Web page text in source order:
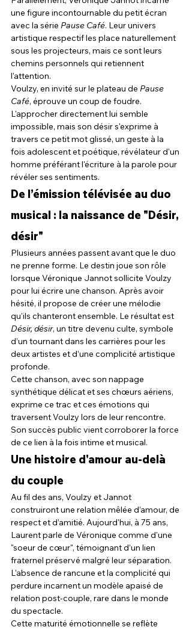
une figure incontournable du petit écran
avec la série Pause Café. Leur univers
artistique respectif les place naturellement
sous les projecteurs, mais ce sont leurs
chemins personnels qui retiennent
l'attention.
Voulzy, en invité sur le plateau de Pause
Café, éprouve un coup de foudre.
L'approcher directement lui semble
impossible, mais son désir s'exprime à
travers ce petit mot glissé, un geste à la
fois adolescent et poétique, révélateur d'un
homme préférant l'écriture à la parole pour
révéler ses sentiments.
De l’émission télévisée au duo
musical : la naissance de "Désir,
désir"
Plusieurs années passent avant que le duo
ne prenne forme. Le destin joue son rôle
lorsque Véronique Jannot sollicite Voulzy
pour lui écrire une chanson. Après avoir
hésité, il propose de créer une mélodie
qu'ils chanteront ensemble. Le résultat est
Désir, désir, un titre devenu culte, symbole
d’un tournant dans les carrières pour les
deux artistes et d’une complicité artistique
profonde.
Cette chanson, avec son nappage
synthétique délicat et ses chœurs aériens,
exprime ce trac et ces émotions qui
traversent Voulzy lors de leur rencontre.
Son succès public vient corroborer la force
de ce lien à la fois intime et musical.
Une histoire d'amour au-delà
du couple
Au fil des ans, Voulzy et Jannot
construiront une relation mêlée d’amour, de
respect et d’amitié. Aujourd'hui, à 75 ans,
Laurent parle de Véronique comme d'une
"soeur de cœur", témoignant d’un lien
fraternel préservé malgré leur séparation.
L'absence de rancune et la complicité qui
perdure incarnent un modèle apaisé de
relation post-couple, rare dans le monde
du spectacle.
Cette maturité émotionnelle se reflète